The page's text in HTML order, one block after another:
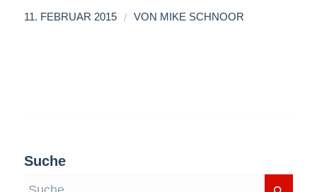
11. FEBRUAR 2015 / VON MIKE SCHNOOR
Suche